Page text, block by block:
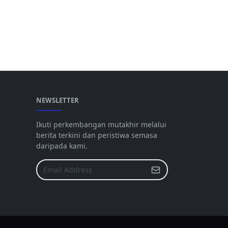
NEWSLETTER
Ikuti perkembangan mutakhir melalui
berita terkini dan peristiwa semasa
daripada kami.